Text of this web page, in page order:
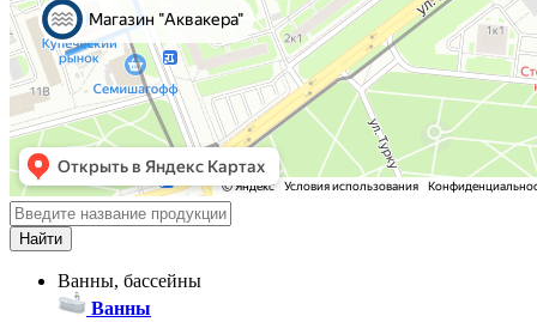
Ванны, бассейны
Ванны